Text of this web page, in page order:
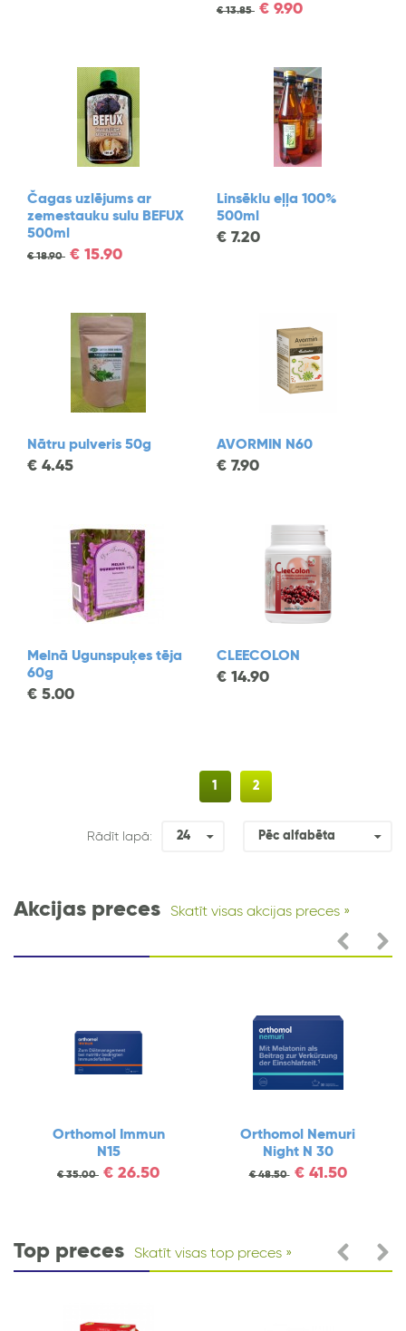
€13.85 € 9.90
Čagas uzlējums ar
zemestauku sulu BEFUX
500ml
€18.90 € 15.90
Linsēklu eļļa 100%
500ml
€ 7.20
Nātru pulveris 50g
€ 4.45
AVORMIN N60
€ 7.90
Melnā Ugunspuķes tēja
60g
€ 5.00
CLEECOLON
€ 14.90
1 2
Rādīt lapā: 24 Pēc alfabēta
Akcijas preces Skatīt visas akcijas preces
Orthomol Immun
N15
€35.00 € 26.50
Orthomol Nemuri
Night N 30
€48.50 € 41.50
Top preces Skatīt visas top preces